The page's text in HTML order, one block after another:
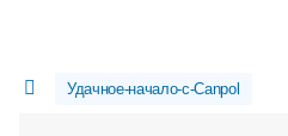
Удачное-начало-с-Canpol